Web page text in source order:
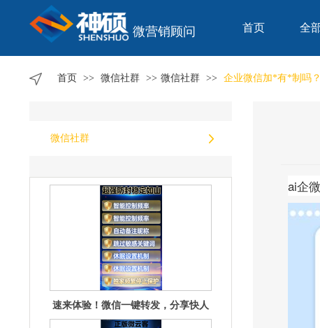
微营销顾问 首页 全
首页 >> 微信社群 >> 微信社群 >> 企业微信加*有*制吗
微信社群
速来体验！微信一键转发，分享快人
一步
ai企